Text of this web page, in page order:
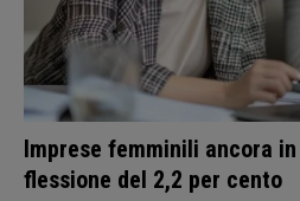
Imprese femminili ancora
flessione del 2,2 per cento